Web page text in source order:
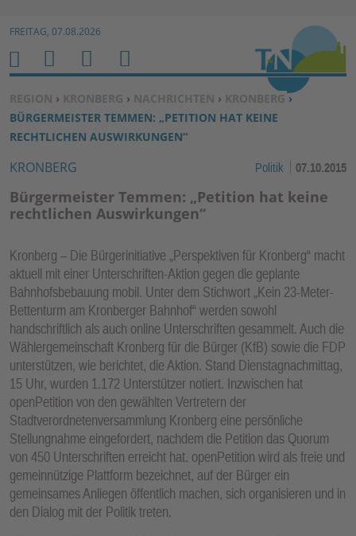
Zum Inhalt springen ↓
FREITAG, 07.08.2026
SIE BEFINDEN SICH HIER:
REGION › KRONBERG › NACHRICHTEN › KRONBERG›
BÜRGERMEISTER TEMMEN: „PETITION HAT KEINE
RECHTLICHEN AUSWIRKUNGEN“
KRONBERG Politik 07.10.2015
Bürgermeister Temmen: „Petition hat keine
rechtlichen Auswirkungen“
Kronberg – Die Bürgerinitiative „Perspektiven für Kronberg“ macht
aktuell mit einer Unterschriften-Aktion gegen die geplante
Bahnhofsbebauung mobil. Unter dem Stichwort „Kein 23-Meter-
Bettenturm am Kronberger Bahnhof“ werden sowohl
handschriftlich als auch online Unterschriften gesammelt. Auch die
Wählergemeinschaft Kronberg für die Bürger (KfB) sowie die FDP
unterstützen, wie berichtet, die Aktion. Stand Dienstagnachmittag,
15 Uhr, wurden 1.172 Unterstützer notiert. Inzwischen hat
openPetition von den gewählten Vertretern der
Stadtverordnetenversammlung Kronberg eine persönliche
Stellungnahme eingefordert, nachdem die Petition das Quorum
von 450 Unterschriften erreicht hat. openPetition wird als freie und
gemeinnützige Plattform bezeichnet, auf der Bürger ein
gemeinsames Anliegen öffentlich machen, sich organisieren und in
den Dialog mit der Politik treten.
H
O
M
E
M
E
N
U
S
U
C
H
B
E
N
U
E
R
U
N
K
TI
O
N
E
N